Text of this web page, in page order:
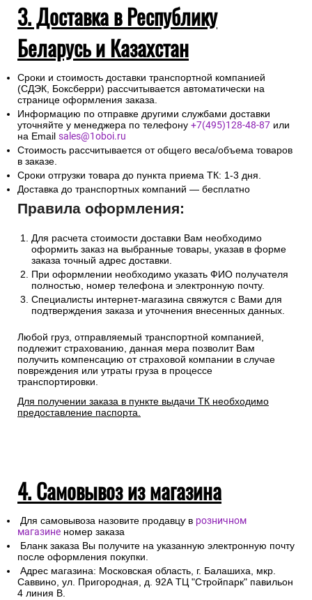
3. Доставка в Республику
Беларусь и Казахстан
Сроки и стоимость доставки транспортной компанией
(СДЭК, Боксберри) рассчитывается автоматически на
странице оформления заказа.
Информацию по отправке другими службами доставки
уточняйте у менеджера по телефону +7(495)128-48-87 или
на Email sales@1oboi.ru
Стоимость рассчитывается от общего веса/объема товаров
в заказе.
Сроки отгрузки товара до пункта приема ТК: 1-3 дня.
Доставка до транспортных компаний — бесплатно
Правила оформления:
Для расчета стоимости доставки Вам необходимо
оформить заказ на выбранные товары, указав в форме
заказа точный адрес доставки.
При оформлении необходимо указать ФИО получателя
полностью, номер телефона и электронную почту.
Специалисты интернет-магазина свяжутся с Вами для
подтверждения заказа и уточнения внесенных данных.
Любой груз, отправляемый транспортной компанией,
подлежит страхованию, данная мера позволит Вам
получить компенсацию от страховой компании в случае
повреждения или утраты груза в процессе
транспортировки.
Для получении заказа в пункте выдачи ТК необходимо
предоставление паспорта.
4. Самовывоз из магазина
Для самовывоза назовите продавцу в розничном
магазине номер заказа
Бланк заказа Вы получите на указанную электронную почту
после оформления покупки.
Адрес магазина: Московская область, г. Балашиха, мкр.
Саввино, ул. Пригородная, д. 92А ТЦ "Стройпарк" павильон
4 линия В.